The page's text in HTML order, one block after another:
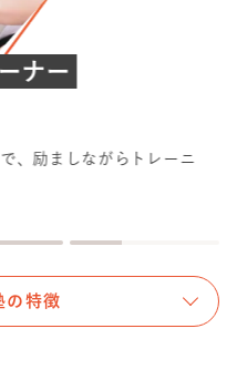
ナー
、励ましながらトレーニ
の特徴